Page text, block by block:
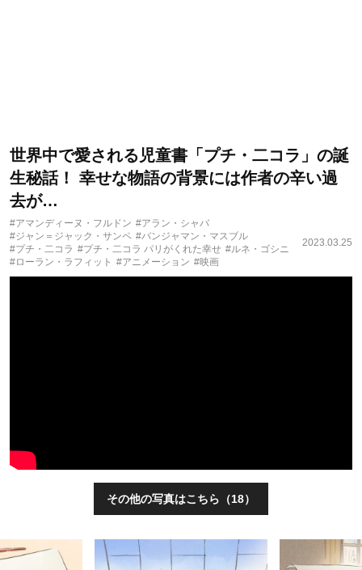
世界中で愛される児童書「プチ・二コラ」の誕
生秘話！ 幸せな物語の背景には作者の辛い過
去が…
#アマンディーヌ・フルドン #アラン・シャバ
#ジャン＝ジャック・サンペ #バンジャマン・マスブル
#プチ・二コラ #プチ・二コラ パリがくれた幸せ #ルネ・ゴシニ
#ローラン・ラフィット #アニメーション #映画
2023.03.25
その他の写真はこちら（18）